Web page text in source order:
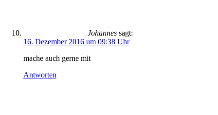
Johannes sagt:
16. Dezember 2016 um 09:38 Uhr
mache auch gerne mit
Antworten